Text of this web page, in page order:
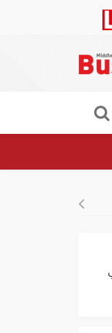
إبرام اتفاق مع إيران